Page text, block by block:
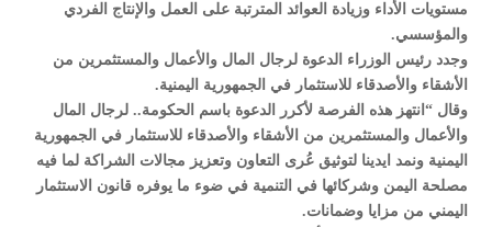
مستويات الأداء وزيادة العوائد المترتبة على العمل والإنتاج الفردي
والمؤسسي.
وجدد رئيس الوزراء الدعوة لرجال المال والأعمال والمستثمرين من
الأشقاء والأصدقاء للاستثمار في الجمهورية اليمنية.
وقال “انتهز هذه الفرصة لأكرر الدعوة باسم الحكومة.. لرجال المال
والأعمال والمستثمرين من الأشقاء والأصدقاء للاستثمار في الجمهورية
اليمنية ونمد ايدينا لتوثيق عُرى التعاون وتعزيز مجالات الشراكة لما فيه
مصلحة اليمن وشركائها في التنمية في ضوء ما يوفره قانون الاستثمار
اليمني من مزايا وضمانات.